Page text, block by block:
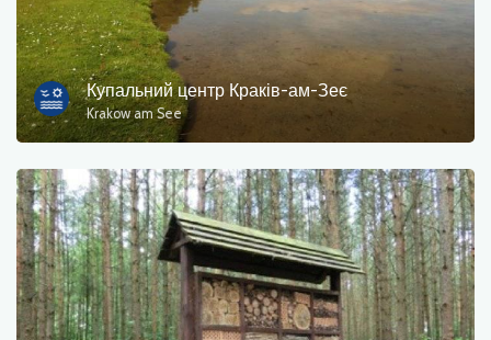
Купальний центр Краків-ам-Зеє
Krakow am See
спорт і відпочинок
вода
Пам'ятник
Історичні церкви
Фотографії
Інший